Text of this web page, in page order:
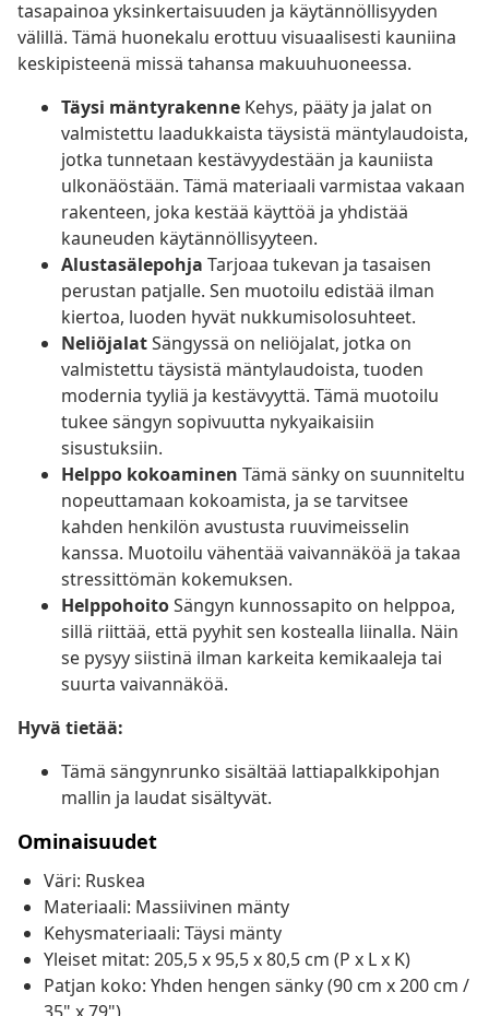
tasapainoa yksinkertaisuuden ja käytännöllisyyden
välillä. Tämä huonekalu erottuu visuaalisesti kauniina
keskipisteenä missä tahansa makuuhuoneessa.
Täysi mäntyrakenne Kehys, pääty ja jalat on
valmistettu laadukkaista täysistä mäntylaudoista,
jotka tunnetaan kestävyydestään ja kauniista
ulkonäöstään. Tämä materiaali varmistaa vakaan
rakenteen, joka kestää käyttöä ja yhdistää
kauneuden käytännöllisyyteen.
Alustasälepohja Tarjoaa tukevan ja tasaisen
perustan patjalle. Sen muotoilu edistää ilman
kiertoa, luoden hyvät nukkumisolosuhteet.
NeliöjalatSängyssä on neliöjalat, jotka on
valmistettu täysistä mäntylaudoista, tuoden
modernia tyyliä ja kestävyyttä. Tämä muotoilu
tukee sängyn sopivuutta nykyaikaisiin
sisustuksiin.
Helppo kokoaminen Tämä sänky on suunniteltu
nopeuttamaan kokoamista, ja se tarvitsee
kahden henkilön avustusta ruuvimeisselin
kanssa. Muotoilu vähentää vaivannäköä ja takaa
stressittömän kokemuksen.
HelppohoitoSängyn kunnossapito on helppoa,
sillä riittää, että pyyhit sen kostealla liinalla. Näin
se pysyy siistinä ilman karkeita kemikaaleja tai
suurta vaivannäköä.
Hyvä tietää:
Tämä sängynrunko sisältää lattiapalkkipohjan
mallin ja laudat sisältyvät.
Ominaisuudet
Väri: Ruskea
Materiaali: Massiivinen mänty
Kehysmateriaali: Täysi mänty
Yleiset mitat: 205,5 x 95,5 x 80,5 cm (P x L x K)
Patjan koko: Yhden hengen sänky (90 cm x 200 cm /